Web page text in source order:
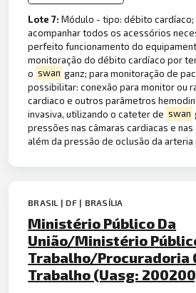
Lote 7:Módulo - tipo: débito
acompanhar todos os acessórios
perfeito funcionamento do
monitoração do débito cardíaco por
o swan ganz; para monitoração de
possibilitar: conexão para monitor ou
cardiaco e outros parâmetros
invasiva, utilizando o cateter de swan
pressões nas câmaras cardiacas e
além da pressão de oclusão da arteria
BRASIL | DF | BRASÍLIA
Ministério Público Da
União/Ministério
Trabalho/Procuradoria
Trabalho (Uasg: